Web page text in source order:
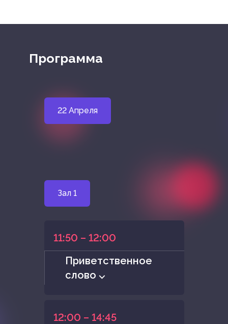
Программа
22 Апреля
Зал 1
11:50 – 12:00
Приветственное
слово ⌵
12:00 – 14:45